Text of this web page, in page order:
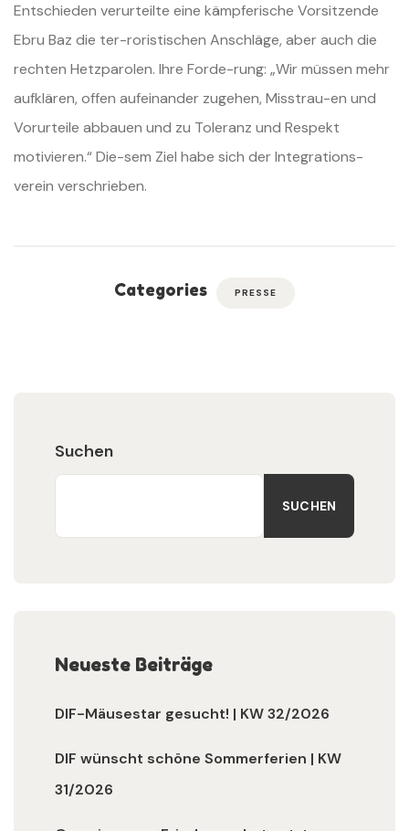
Entschieden verurteilte eine kämpferische Vorsitzende
Ebru Baz die ter-roristischen Anschläge, aber auch die
rechten Hetzparolen. Ihre Forde-rung: „Wir müssen mehr
aufklären, offen aufeinander zugehen, Misstrau-en und
Vorurteile abbauen und zu Toleranz und Respekt
motivieren.“ Die-sem Ziel habe sich der Integrations-
verein verschrieben.
Categories PRESSE
Suchen
SUCHEN
Neueste Beiträge
DIF-Mäusestar gesucht! | KW 32/2026
DIF wünscht schöne Sommerferien | KW
31/2026